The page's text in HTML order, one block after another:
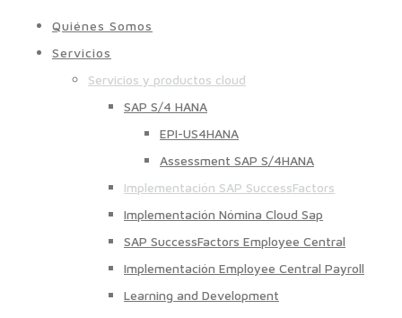
Quiénes Somos
Servicios
Servicios y productos cloud
SAP S/4 HANA
EPI-US4HANA
Assessment SAP S/4HANA
Implementación SAP SuccessFactors
Implementación Nómina Cloud Sap
SAP SuccessFactors Employee Central
Implementación Employee Central Payroll
Learning and Development